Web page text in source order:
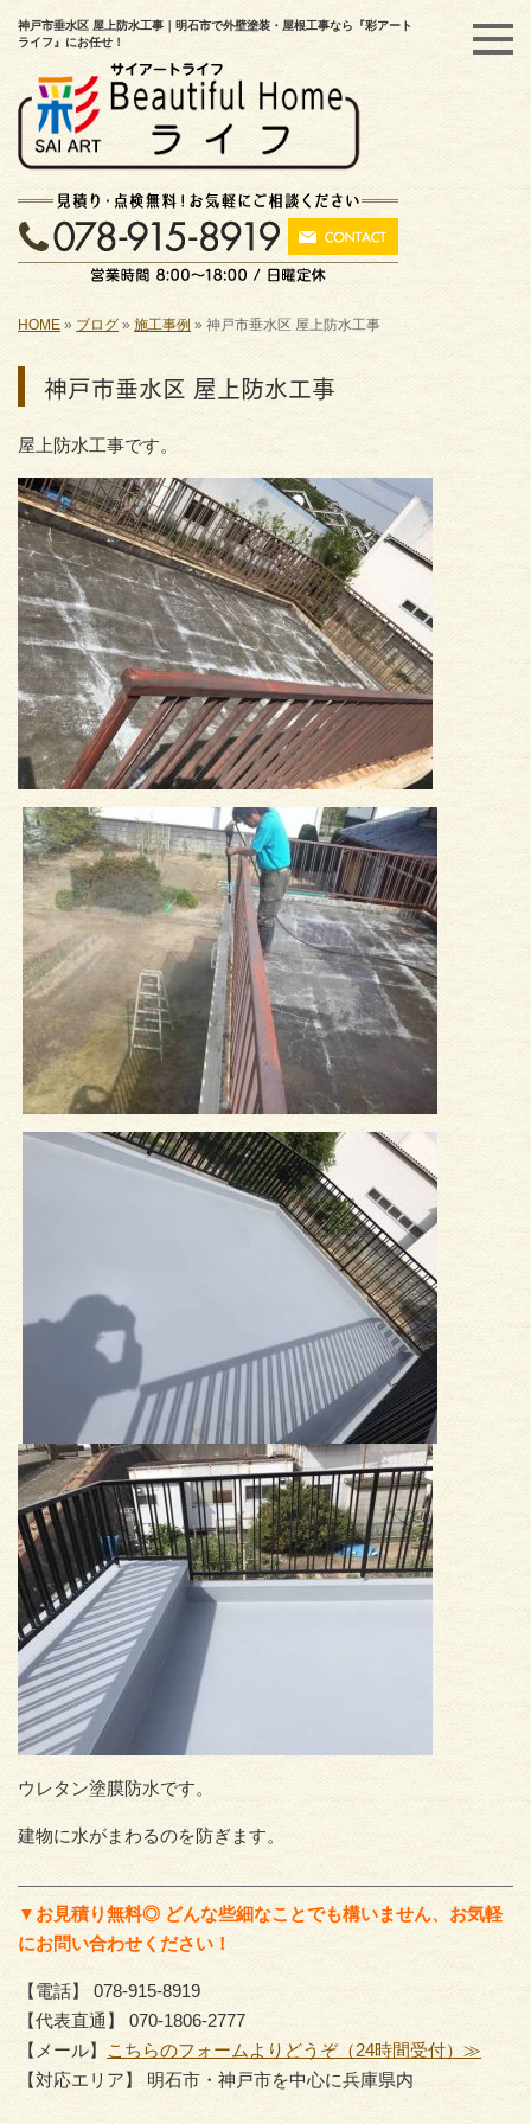
神戸市垂水区 屋上防水工事｜明石市で外壁塗装・屋根工事なら『彩アート
ライフ』にお任せ！
HOME » ブログ » 施工事例 »神戸市垂水区 屋上防水工事
神戸市垂水区 屋上防水工事
屋上防水工事です。
ウレタン塗膜防水です。
建物に水がまわるのを防ぎます。
▼お見積り無料◎ どんな些細なことでも構いません、お気軽
にお問い合わせください！
【電話】 078-915-8919
【代表直通】 070-1806-2777
【メール】
こちらのフォームよりどうぞ（24時間受付）≫
【対応エリア】 明石市・神戸市を中心に兵庫県内